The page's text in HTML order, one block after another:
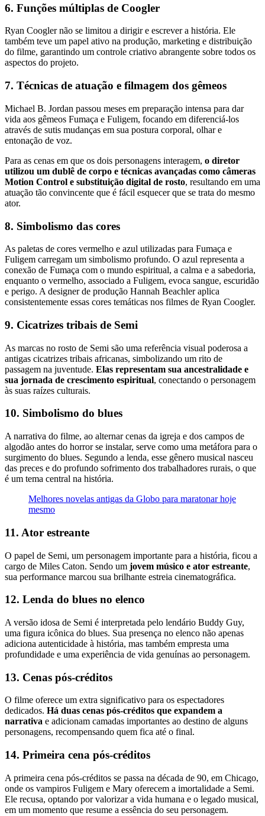
6. Funções múltiplas de Coogler
Ryan Coogler não se limitou a dirigir e escrever a história. Ele
também teve um papel ativo na produção, marketing e distribuição
do filme, garantindo um controle criativo abrangente sobre todos os
aspectos do projeto.
7. Técnicas de atuação e filmagem dos gêmeos
Michael B. Jordan passou meses em preparação intensa para dar
vida aos gêmeos Fumaça e Fuligem, focando em diferenciá-los
através de sutis mudanças em sua postura corporal, olhar e
entonação de voz.
Para as cenas em que os dois personagens interagem, o diretor
utilizou um dublê de corpo e técnicas avançadas como câmeras
Motion Control e substituição digital de rosto, resultando em uma
atuação tão convincente que é fácil esquecer que se trata do mesmo
ator.
8. Simbolismo das cores
As paletas de cores vermelho e azul utilizadas para Fumaça e
Fuligem carregam um simbolismo profundo. O azul representa a
conexão de Fumaça com o mundo espiritual, a calma e a sabedoria,
enquanto o vermelho, associado a Fuligem, evoca sangue, escuridão
e perigo. A designer de produção Hannah Beachler aplica
consistentemente essas cores temáticas nos filmes de Ryan Coogler.
9. Cicatrizes tribais de Semi
As marcas no rosto de Semi são uma referência visual poderosa a
antigas cicatrizes tribais africanas, simbolizando um rito de
passagem na juventude. Elas representam sua ancestralidade e
sua jornada de crescimento espiritual, conectando o personagem
às suas raízes culturais.
10. Simbolismo do blues
A narrativa do filme, ao alternar cenas da igreja e dos campos de
algodão antes do horror se instalar, serve como uma metáfora para o
surgimento do blues. Segundo a lenda, esse gênero musical nasceu
das preces e do profundo sofrimento dos trabalhadores rurais, o que
é um tema central na história.
Melhores novelas antigas da Globo para maratonar hoje
mesmo
11. Ator estreante
O papel de Semi, um personagem importante para a história, ficou a
cargo de Miles Caton. Sendo um jovem músico e ator estreante,
sua performance marcou sua brilhante estreia cinematográfica.
12. Lenda do blues no elenco
A versão idosa de Semi é interpretada pelo lendário Buddy Guy,
uma figura icônica do blues. Sua presença no elenco não apenas
adiciona autenticidade à história, mas também empresta uma
profundidade e uma experiência de vida genuínas ao personagem.
13. Cenas pós-créditos
O filme oferece um extra significativo para os espectadores
dedicados. Há duas cenas pós-créditos que expandem a
narrativa e adicionam camadas importantes ao destino de alguns
personagens, recompensando quem fica até o final.
14. Primeira cena pós-créditos
A primeira cena pós-créditos se passa na década de 90, em Chicago,
onde os vampiros Fuligem e Mary oferecem a imortalidade a Semi.
Ele recusa, optando por valorizar a vida humana e o legado musical,
em um momento que resume a essência do seu personagem.